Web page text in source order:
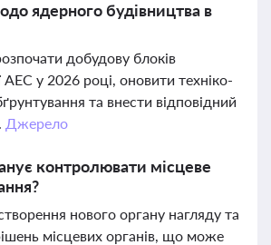
ядерного будівництва в
добудову блоків
у 2026 році, оновити техніко-
та внести відповідний
Джерело
контролювати місцеве
нового органу нагляду та
місцевих органів, що може